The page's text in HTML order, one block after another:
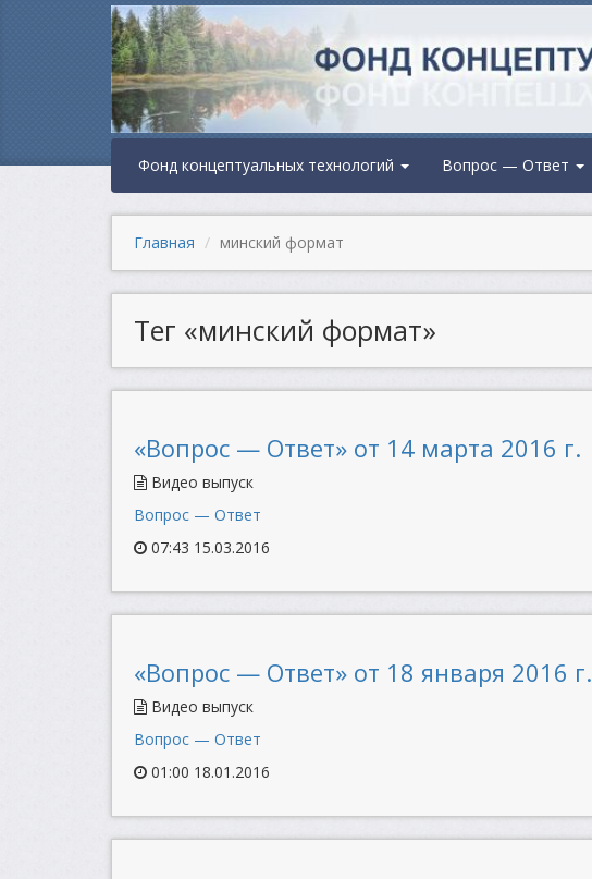
Фонд концептуальных технологий Вопрос — Ответ
Главная минский формат
Тег «минский формат»
«Вопрос — Ответ» от 14 марта 2016 г.
Видео выпуск
Вопрос — Ответ
07:43 15.03.2016
«Вопрос — Ответ» от 18 января 2016 г.
Видео выпуск
Вопрос — Ответ
01:00 18.01.2016